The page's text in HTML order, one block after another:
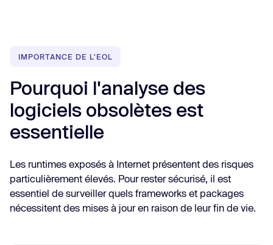
IMPORTANCE DE L'EOL
Pourquoi l'analyse des
logiciels obsolètes est
essentielle
Les runtimes exposés à Internet présentent des risques
particulièrement élevés. Pour rester sécurisé, il est
essentiel de surveiller quels frameworks et packages
nécessitent des mises à jour en raison de leur fin de vie.